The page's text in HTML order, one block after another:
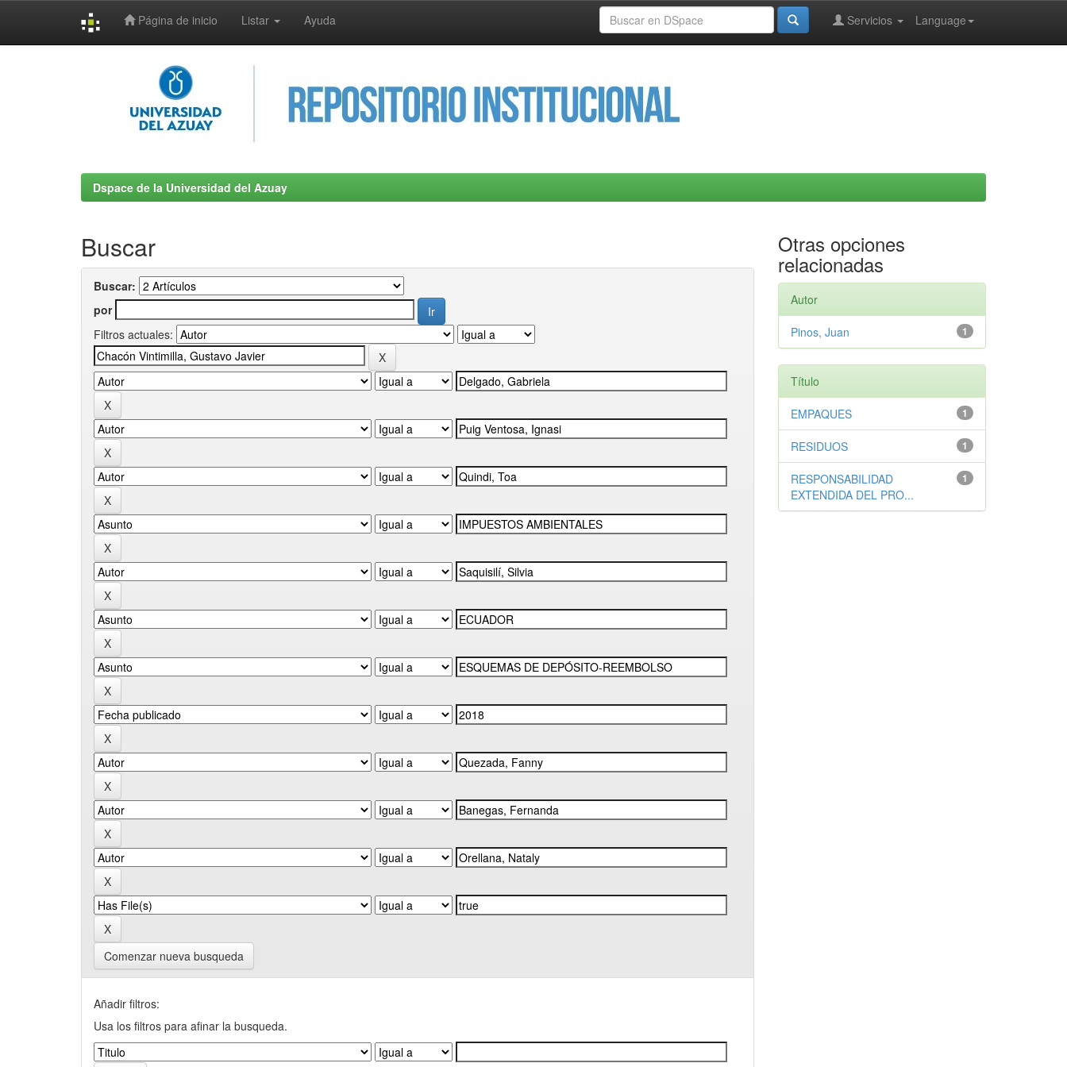
Página de inicio Listar Ayuda Language
Servicios
Dspace de la Universidad del Azuay
Buscar
Buscar:
por
Filtros actuales:
Comenzar nueva busqueda
Añadir filtros:
Usa los filtros para afinar la busqueda.
Otras opciones
relacionadas
Autor
1
Pinos, Juan
Título
1
EMPAQUES
1
RESIDUOS
1
RESPONSABILIDAD
EXTENDIDA DEL PRO...